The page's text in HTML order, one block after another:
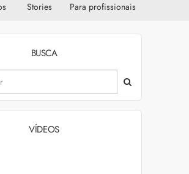
Stories
Para profissionais
BUSCA
VÍDEOS